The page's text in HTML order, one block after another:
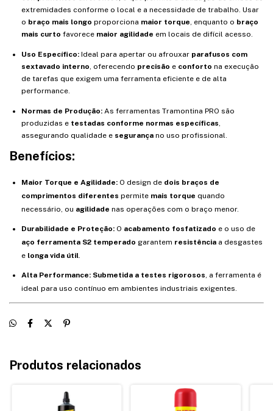
extremidades conforme o local e a necessidade de trabalho. Usar
o braço mais longo proporciona maior torque, enquanto o braço
mais curto favorece maior agilidade em locais de difícil acesso.
Uso Específico: Ideal para apertar ou afrouxar parafusos com
sextavado interno, oferecendo precisão e conforto na execução
de tarefas que exigem uma ferramenta eficiente e de alta
performance.
Normas de Produção: As ferramentas Tramontina PRO são
produzidas e testadas conforme normas específicas,
assegurando qualidade e segurança no uso profissional.
Benefícios:
Maior Torque e Agilidade: O design de dois braços de
comprimentos diferentes permite mais torque quando
necessário, ou agilidade nas operações com o braço menor.
Durabilidade e Proteção: O acabamento fosfatizado e o uso de
aço ferramenta S2 temperado garantem resistência a desgastes
e longa vida útil.
Alta Performance: Submetida a testes rigorosos, a ferramenta é
ideal para uso contínuo em ambientes industriais exigentes.
Produtos relacionados